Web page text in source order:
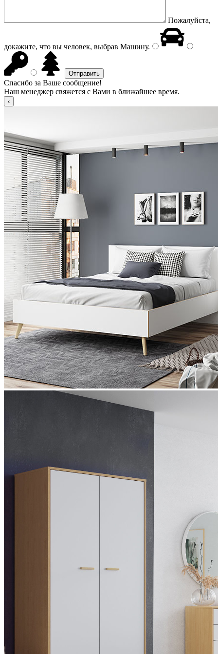
Пожалуйста,
докажите, что вы человек, выбрав Машину.
Спасибо за Ваше сообщение!
Наш менеджер свяжется с Вами в ближайшее время.